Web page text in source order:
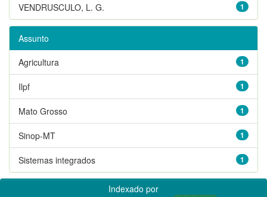
1
VENDRUSCULO, L. G.
Assunto
1
Agricultura
1
Ilpf
1
Mato Grosso
1
Sinop-MT
1
Sistemas integrados
Indexado por